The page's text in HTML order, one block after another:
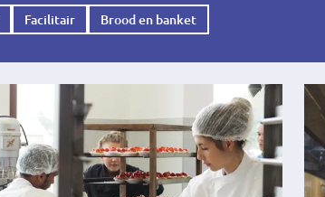
Facilitair Brood en banket